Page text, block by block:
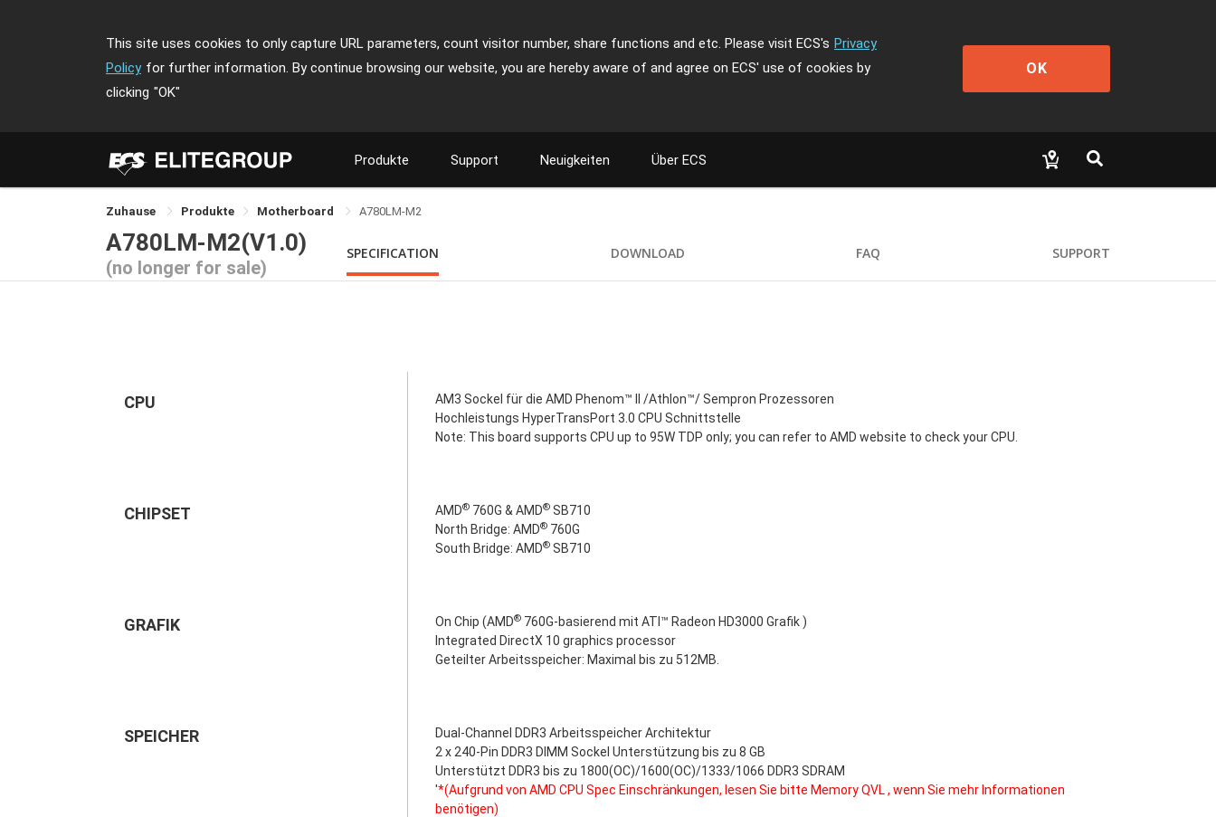
This site uses cookies to only capture URL parameters, count visitor number, share functions and etc. Please visit ECS's Privacy
Policy for further information. By continue browsing our website, you are hereby aware of and agree on ECS' use of cookies by
clicking "OK"
OK
Produkte Support Neuigkeiten Über ECS
Zuhause Produkte Motherboard A780LM-M2
A780LM-M2(V1.0)
(no longer for sale)
SPECIFICATION DOWNLOAD FAQ SUPPORT
CPU
AM3 Sockel für die AMD Phenom™ II /Athlon™/ Sempron Prozessoren
Hochleistungs HyperTransPort 3.0 CPU Schnittstelle
Note: This board supports CPU up to 95W TDP only; you can refer to AMD website to check your CPU.
CHIPSET AMD® 760G & AMD® SB710
North Bridge: AMD® 760G
South Bridge: AMD® SB710
GRAFIK On Chip (AMD® 760G-basierend mit ATI™ Radeon HD3000 Grafik )
Integrated DirectX 10 graphics processor
Geteilter Arbeitsspeicher: Maximal bis zu 512MB.
SPEICHER
Dual-Channel DDR3 Arbeitsspeicher Architektur
2 x 240-Pin DDR3 DIMM Sockel Unterstützung bis zu 8 GB
Unterstützt DDR3 bis zu 1800(OC)/1600(OC)/1333/1066 DDR3 SDRAM
'*(Aufgrund von AMD CPU Spec Einschränkungen, lesen Sie bitte Memory QVL , wenn Sie mehr Informationen
benötigen)